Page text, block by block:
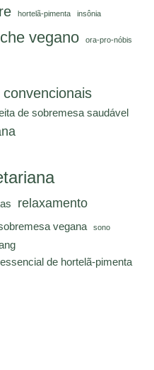
hortelã-pimenta insônia
vegano ora-pro-nóbis
de sobremesa saudável
relaxamento
vegana sono
de hortelã-pimenta